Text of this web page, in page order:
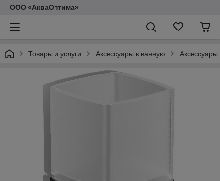
ООО «АкваОптима»
Товары и услуги Аксессуары в ванную